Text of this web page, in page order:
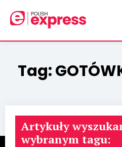
Tag:
Artykuły
wybranym tagu: